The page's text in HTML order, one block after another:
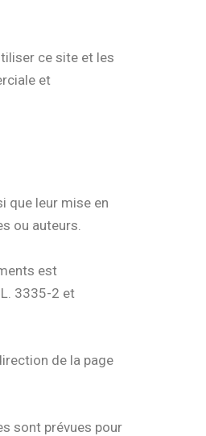
ce site et les
et
que leur mise en
ou auteurs.
est
3335-2 et
de la page
sont prévues pour